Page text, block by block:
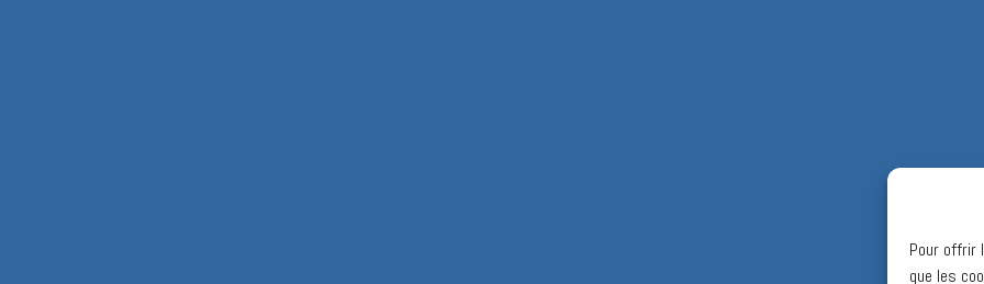
Pour offrir
que les